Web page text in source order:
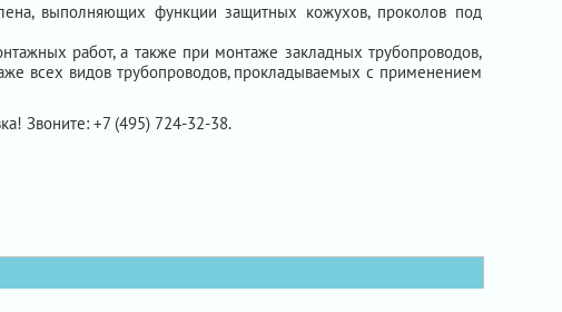
выполняющих функции защитных кожухов, проколов под
работ, а также при монтаже закладных трубопроводов,
всех видов трубопроводов, прокладываемых с применением
Звоните: +7 (495) 724-32-38.